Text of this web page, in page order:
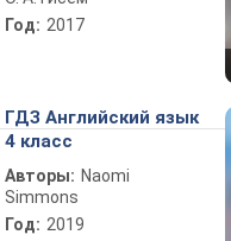
Год: 2017
ГДЗ Английский язык
4 класс
Авторы: Naomi
Simmons
Год: 2019